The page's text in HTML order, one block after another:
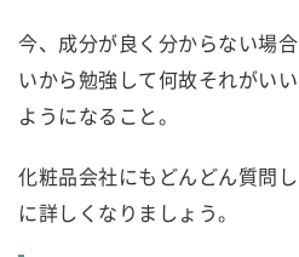
今、成分が良く分からない場
いから勉強して何故それがい
ようになること。
化粧品会社にもどんどん質問
に詳しくなりましょう。